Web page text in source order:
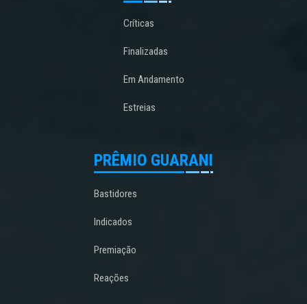
Críticas
Finalizadas
Em Andamento
Estreias
PRÊMIO GUARANI
Bastidores
Indicados
Premiação
Reações